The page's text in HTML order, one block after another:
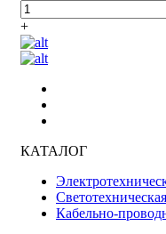
+
КАТАЛОГ
Кабельно-